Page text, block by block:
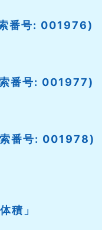
番号: 001976)
番号: 001977)
番号: 001978)
積」